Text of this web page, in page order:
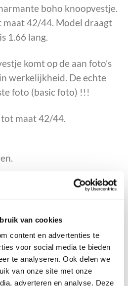
van cookies
content en advertenties te
voor social media te bieden
te analyseren. Ook delen we
van onze site met onze
adverteren en analyse. Deze
boho knoopvestje.
maat 42/44. Model draagt
1.66 lang.
komt op de aan foto’s
werkelijkheid. De echte
foto (basic foto) !!!
tot maat 42/44.
altijd licht afwijken
lichtinval tijdens de